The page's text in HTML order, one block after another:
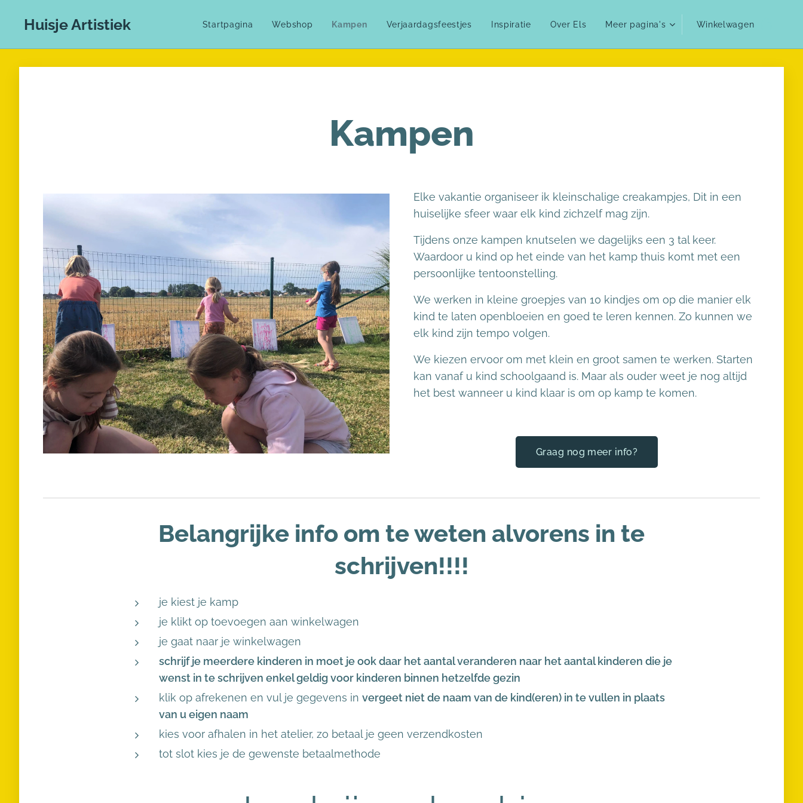
Huisje Artistiek Startpagina Webshop Kampen Verjaardagsfeestjes Inspiratie Over Els Meer pagina's Winkelwagen
Kampen
Elke vakantie organiseer ik kleinschalige creakampjes, Dit in een
huiselijke sfeer waar elk kind zichzelf mag zijn.
Tijdens onze kampen knutselen we dagelijks een 3 tal keer.
Waardoor u kind op het einde van het kamp thuis komt met een
persoonlijke tentoonstelling.
We werken in kleine groepjes van 10 kindjes om op die manier elk
kind te laten openbloeien en goed te leren kennen. Zo kunnen we
elk kind zijn tempo volgen.
We kiezen ervoor om met klein en groot samen te werken. Starten
kan vanaf u kind schoolgaand is. Maar als ouder weet je nog altijd
het best wanneer u kind klaar is om op kamp te komen.
Graag nog meer info?
Belangrijke info om te weten alvorens in te
schrijven!!!!
je kiest je kamp
je klikt op toevoegen aan winkelwagen
je gaat naar je winkelwagen
schrijf je meerdere kinderen in moet je ook daar het aantal veranderen naar het aantal kinderen die je
wenst in te schrijven enkel geldig voor kinderen binnen hetzelfde gezin
klik op afrekenen en vul je gegevens in vergeet niet de naam van de kind(eren) in te vullen in plaats
van u eigen naam
kies voor afhalen in het atelier, zo betaal je geen verzendkosten
tot slot kies je de gewenste betaalmethode